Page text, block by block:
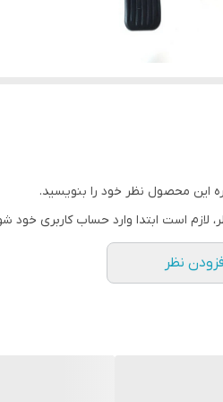
این محصول نظر خود را بنویسید.
لازم است ابتدا وارد حساب کاربری خود
نظر